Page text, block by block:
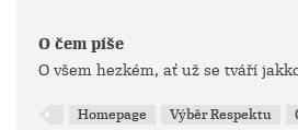
O čem píše
O všem hezkém, ať už se tváří
Homepage Výběr Respektu